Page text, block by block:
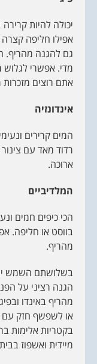
יכולה להיות קרירה
אפילו חליפה קצרה 2 מ"מ
גם להגנה מהריף.
מדי. אפשרי לגלוש
אתם רוצים
אינדונזיה
המים קרירים
רדוד מאד עם
ארוכה.
המלדיביים
הכי כיפים חמים
בווסט או חליפה.
מהריף.
בשלושתם השמש
הגנה רציני על
מהריף באינדו
או לשפשף חזק עם
בקטריות אלימות
מיידית ואשפוז